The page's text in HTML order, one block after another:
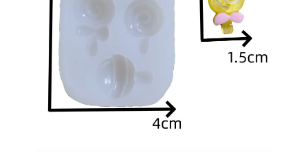
이코 라이프 하